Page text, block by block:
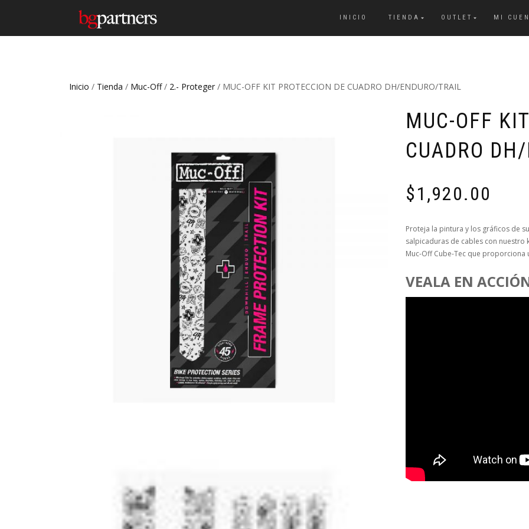
INICIO TIENDA OUTLET MI
Inicio / Tienda / Muc-Off/ 2.- Proteger / MUC-OFF KIT PROTECCION DE CUADRO DH/ENDURO/TRAIL
MUC-OFF
CUADRO
$1,920.00
Proteja la pintura y los gráficos de
salpicaduras de cables con
Muc-Off Cube-Tec que
VEALA EN